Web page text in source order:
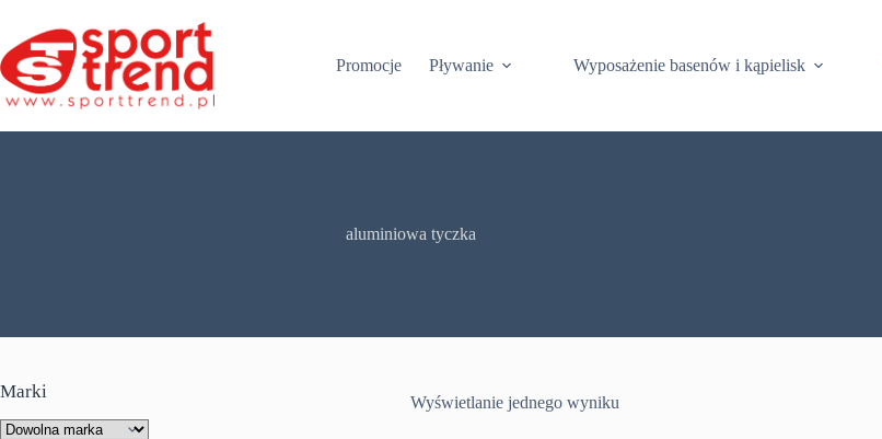
treści
Promocje
Pływanie Wyposażenie basenów i kąpielisk
aluminiowa tyczka
Wyświetlanie jednego wyniku
Marki